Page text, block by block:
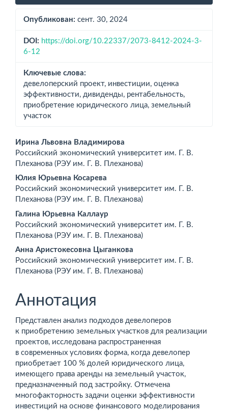
панель
статьи
Опубликован: сент. 30, 2024
DOI: https://doi.org/10.22337/2073-8412-2024-3-
6-12
Ключевые слова:
девелоперский проект, инвестиции, оценка
эффективности, дивиденды, рентабельность,
приобретение юридического лица, земельный
участок
Основное
содержимое
статьи
Ирина Львовна Владимирова
Российский экономический университет им. Г. В.
Плеханова (РЭУ им. Г. В. Плеханова)
Юлия Юрьевна Косарева
Российский экономический университет им. Г. В.
Плеханова (РЭУ им. Г. В. Плеханова)
Галина Юрьевна Каллаур
Российский экономический университет им. Г. В.
Плеханова (РЭУ им. Г. В. Плеханова)
Анна Аристокесовна Цыганкова
Российский экономический университет им. Г. В.
Плеханова (РЭУ им. Г. В. Плеханова)
Аннотация
Представлен анализ подходов девелоперов
к приобретению земельных участков для реализации
проектов, исследована распространенная
в современных условиях форма, когда девелопер
приобретает 100 % долей юридического лица,
имеющего права аренды на земельный участок,
предназначенный под застройку. Отмечена
многофакторность задачи оценки эффективности
инвестиций на основе финансового моделирования